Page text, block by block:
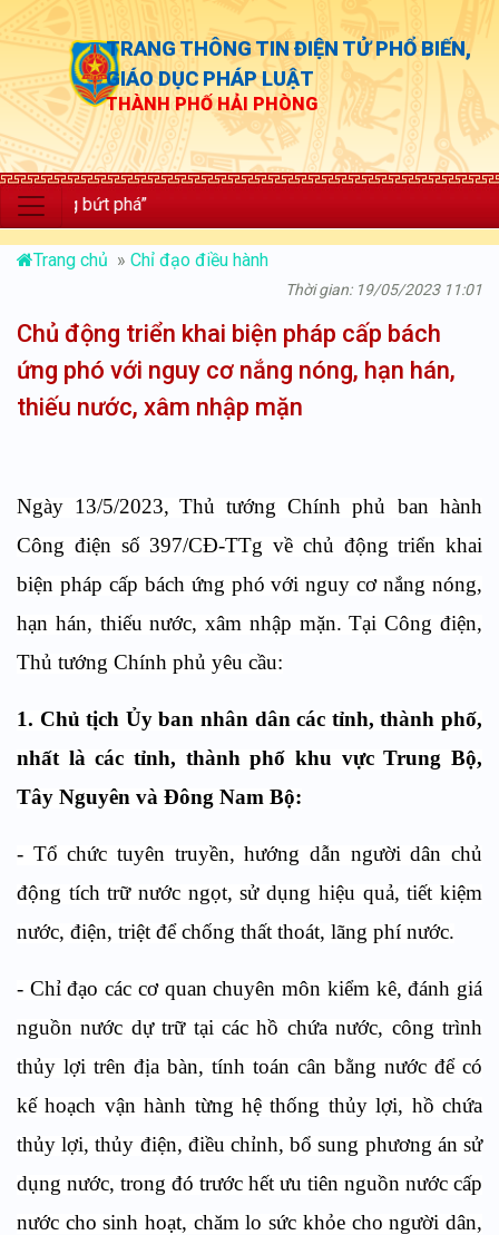
TRANG THÔNG TIN ĐIỆN TỬ PHỔ BIẾN,
GIÁO DỤC PHÁP LUẬT
THÀNH PHỐ HẢI PHÒNG
phá”
Trang chủ » Chỉ đạo điều hành
Thời gian: 19/05/2023 11:01
Chủ động triển khai biện pháp cấp bách
ứng phó với nguy cơ nắng nóng, hạn hán,
thiếu nước, xâm nhập mặn
Ngày 13/5/2023, Thủ tướng Chính phủ ban hành
Công điện số 397/CĐ-TTg về chủ động triển khai
biện pháp cấp bách ứng phó với nguy cơ nắng nóng,
hạn hán, thiếu nước, xâm nhập mặn. Tại Công điện,
Thủ tướng Chính phủ yêu cầu:
1. Chủ tịch Ủy ban nhân dân các tỉnh, thành phố,
nhất là các tỉnh, thành phố khu vực Trung Bộ,
Tây Nguyên và Đông Nam Bộ:
- Tổ chức tuyên truyền, hướng dẫn người dân chủ
động tích trữ nước ngọt, sử dụng hiệu quả, tiết kiệm
nước, điện, triệt để chống thất thoát, lãng phí nước.
- Chỉ đạo các cơ quan chuyên môn kiểm kê, đánh giá
nguồn nước dự trữ tại các hồ chứa nước, công trình
thủy lợi trên địa bàn, tính toán cân bằng nước để có
kế hoạch vận hành từng hệ thống thủy lợi, hồ chứa
thủy lợi, thủy điện, điều chỉnh, bổ sung phương án sử
dụng nước, trong đó trước hết ưu tiên nguồn nước cấp
nước cho sinh hoạt, chăm lo sức khỏe cho người dân,